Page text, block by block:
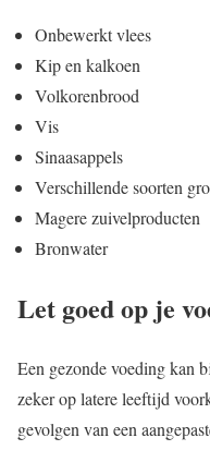
Onbewerkt vlees
Kip en kalkoen
Volkorenbrood
Vis
Sinaasappels
Verschillende soorten
Magere zuivelproducten
Bronwater
Let goed op je
Een gezonde voeding kan
zeker op latere leeftijd
gevolgen van een